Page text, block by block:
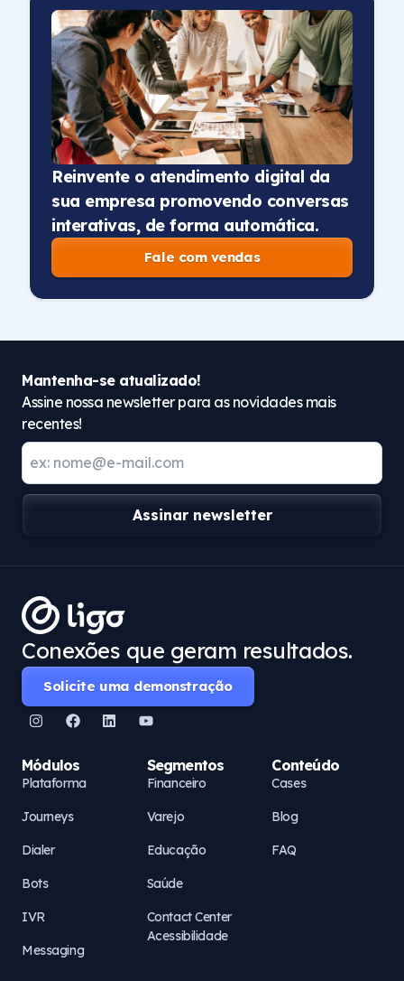
Reinvente o atendimento digital da
sua empresa promovendo conversas
interativas, de forma automática.
Fale com vendas
Mantenha-se atualizado!
Assine nossa newsletter para as novidades mais
recentes!
Assinar newsletter
Conexões que geram resultados.
Solicite uma demonstração
Módulos
Plataforma
Journeys
Dialer
Bots
IVR
Messaging
Segmentos
Financeiro
Varejo
Educação
Saúde
Contact Center
Acessibilidade
Conteúdo
Cases
Blog
FAQ